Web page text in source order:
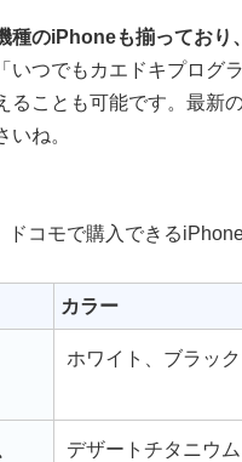
種のiPhoneも揃っており
いつでもカエドキプログ
ることも可能です。最新
いね。
コモで購入できる
カラー
ホワイト、ブラック
デザートチタニウ